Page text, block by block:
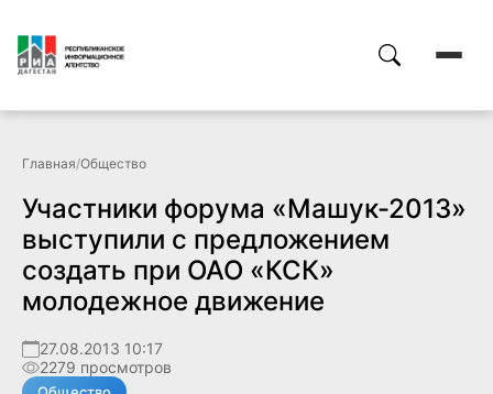
Главная/Общество
Участники форума «Машук-2013»
выступили с предложением
создать при ОАО «КСК»
молодежное движение
27.08.2013 10:17
2279 просмотров